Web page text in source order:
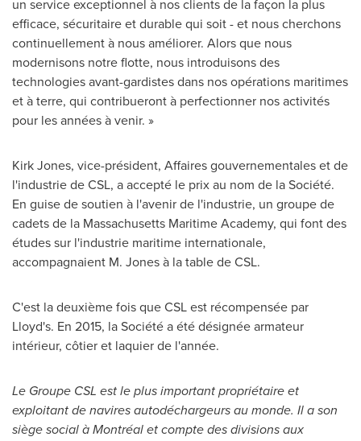
un service exceptionnel à nos clients de la façon la plus
efficace, sécuritaire et durable qui soit - et nous cherchons
continuellement à nous améliorer. Alors que nous
modernisons notre flotte, nous introduisons des
technologies avant-gardistes dans nos opérations maritimes
et à terre, qui contribueront à perfectionner nos activités
pour les années à venir. »
Kirk Jones, vice-président, Affaires gouvernementales et de
l'industrie de CSL, a accepté le prix au nom de la Société.
En guise de soutien à l'avenir de l'industrie, un groupe de
cadets de la Massachusetts Maritime Academy, qui font des
études sur l'industrie maritime internationale,
accompagnaient M. Jones à la table de CSL.
C'est la deuxième fois que CSL est récompensée par
Lloyd's. En 2015, la Société a été désignée armateur
intérieur, côtier et laquier de l'année.
Le Groupe CSL est le plus important propriétaire et
exploitant de navires autodéchargeurs au monde. Il a son
siège social à Montréal et compte des divisions aux